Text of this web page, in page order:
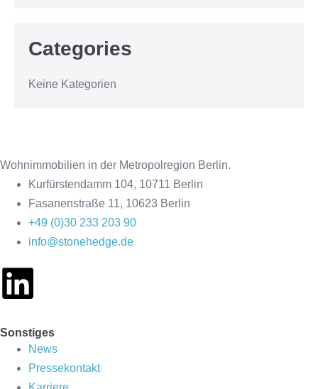
Categories
Keine Kategorien
Wohnimmobilien in der Metropolregion Berlin.
Kurfürstendamm 104, 10711 Berlin
Fasanenstraße 11, 10623 Berlin
+49 (0)30 233 203 90
info@stonehedge.de
Sonstiges
News
Pressekontakt